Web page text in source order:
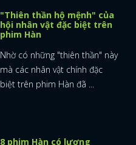
"Thiên thần hộ mệnh" của
hội nhân vật đặc biệt trên
phim Hàn
Nhờ có những "thiên thần" này
mà các nhân vật chính đặc
biệt trên phim Hàn đã ...
8 phim Hàn có lượng